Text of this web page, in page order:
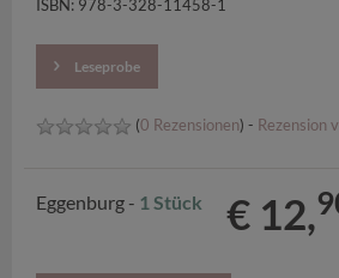
ISBN: 978-3-328-11458-1
Leseprobe
(0 Rezensionen) - Rezension
Eggenburg - 1 Stück € 12,